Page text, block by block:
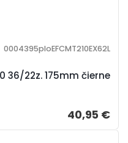
36/22z. 175mm čierne
0004395ploEFCMT210EX62L
40,95 €